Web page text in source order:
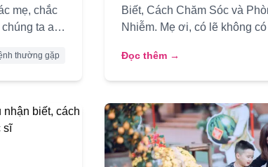
mẹ, chắc
ta ai
thường gặp
Biết, Cách Chăm Sóc và
Nhiễm. Mẹ ơi, có lẽ không
Đọc thêm →